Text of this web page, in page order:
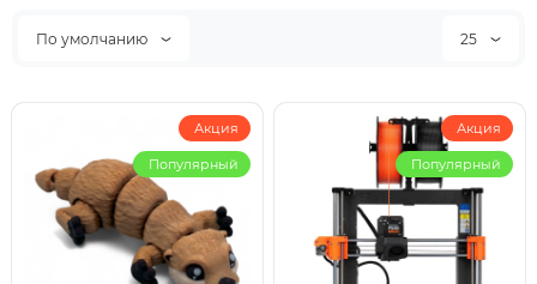
По умолчанию 25
Акция
Популярный
Акция
Популярный